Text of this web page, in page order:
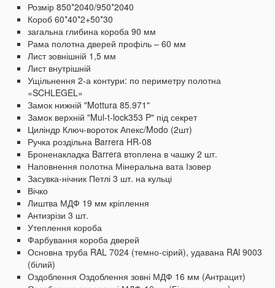
Розмір 850*2040/950*2040
Короб 60*40*2+50*30
загальна глибина короба 90 мм
Рама полотна дверей профіль – 60 мм
Лист зовнішній 1,5 мм
Лист внутрішній
Ущільнення 2-а контури: по периметру полотна
«SCHLEGEL»
Замок нижній "Mottura 85.971"
Замок верхній "Mul-t-lock353 P" під секрет
Циліндр Ключ-вороток Апекс/Modo (2шт)
Ручка роздільна Barrera HR-08
Броненакладка Barrera втоплена в чашку 2 шт.
Наповнення полотна Мінеральна вата Ізовер
Засувка-нічник Петлі 3 шт. на кульці
Вічко
Лиштва МДФ 19 мм кріплення
Антизрізи 3 шт.
Утеплення короба
Фарбування короба дверей
Основна труба RAL 7024 (темно-сірий), удавана RAl 9003
(білий)
Оздоблення Оздоблення зовні МДФ 16 мм (Антрацит)